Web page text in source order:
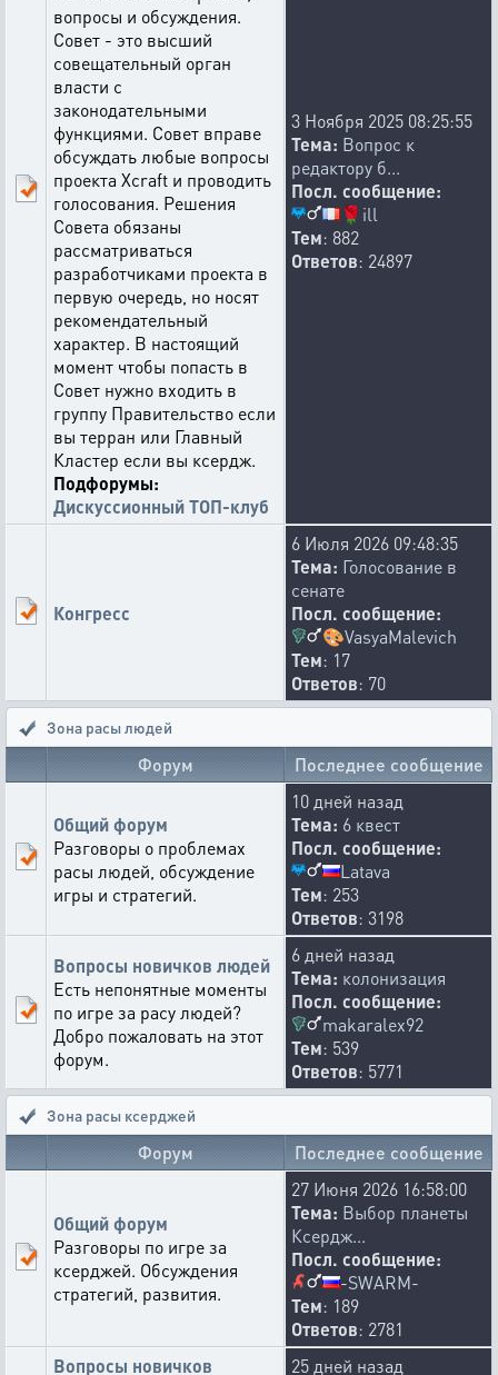
вопросы и обсуждения.
Совет - это высший
совещательный орган
власти с
законодательными
функциями. Совет вправе
обсуждать любые вопросы
проекта Xcraft и проводить
голосования. Решения
Совета обязаны
рассматриваться
разработчиками проекта в
первую очередь, но носят
рекомендательный
характер. В настоящий
момент чтобы попасть в
Совет нужно входить в
группу Правительство если
вы терран или Главный
Кластер если вы ксердж.
Подфорумы:
Дискуссионный ТОП-клуб
3 Ноября 2025 08:25:55
Тема: Вопрос к
редактору б...
Посл. сообщение:
🌹ill
Тем: 882
Ответов: 24897
Конгресс
6 Июля 2026 09:48:35
Тема: Голосование в
сенате
Посл. сообщение:
🎨VasyaMalevich
Тем: 17
Ответов: 70
Зона расы людей
Форум Последнее сообщение
Общий форум
Разговоры о проблемах
расы людей, обсуждение
игры и стратегий.
10 дней назад
Тема: 6 квест
Посл. сообщение:
Latava
Тем: 253
Ответов: 3198
Вопросы новичков людей
Есть непонятные моменты
по игре за расу людей?
Добро пожаловать на этот
форум.
6 дней назад
Тема: колонизация
Посл. сообщение:
makaralex92
Тем: 539
Ответов: 5771
Зона расы ксерджей
Форум Последнее сообщение
Общий форум
Разговоры по игре за
ксерджей. Обсуждения
стратегий, развития.
27 Июня 2026 16:58:00
Тема: Выбор планеты
Ксердж...
Посл. сообщение:
-SWARM-
Тем: 189
Ответов: 2781
Вопросы новичков
25 дней назад